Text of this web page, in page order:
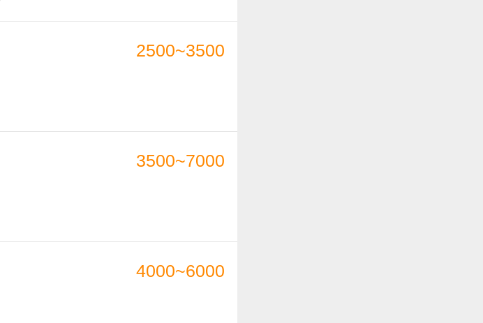
2500~3500
3500~7000
4000~6000